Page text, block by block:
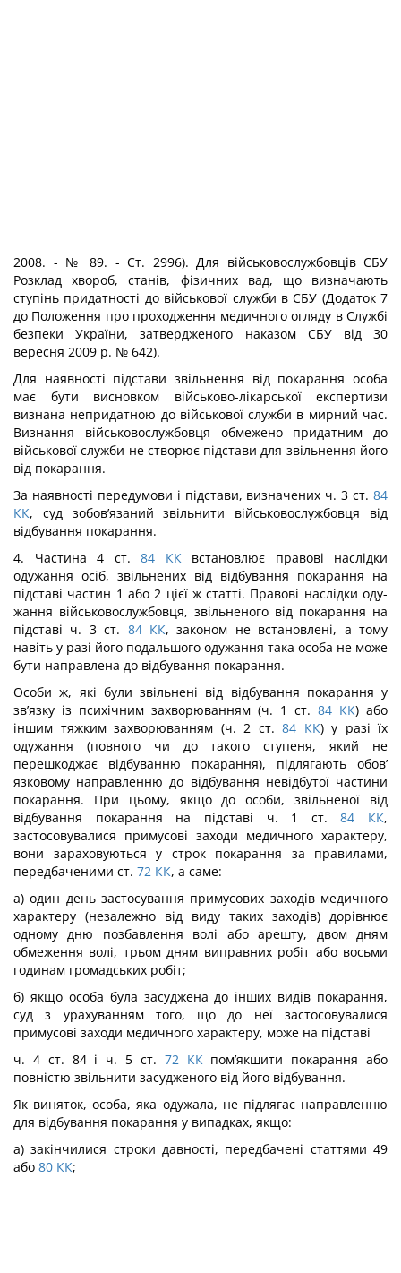
2008. - № 89. - Ст. 2996). Для військовослужбовців СБУ
Розклад хвороб, станів, фі­зичних вад, що визначають
ступінь придатності до військової служби в СБУ (Додаток 7
до Положення про проходження медичного огляду в Службі
безпеки України, затвер­дженого наказом СБУ від 30
вересня 2009 р. № 642).
Для наявності підстави звільнення від покарання особа
має бути висновком вій­ськово-лікарської експертизи
визнана непридатною до військової служби в мирний час.
Визнання військовослужбовця обмежено придатним до
військової служби не створює підстави для звільнення його
від покарання.
За наявності передумови і підстави, визначених ч. 3 ст. 84
КК, суд зобов’язаний звільнити військовослужбовця від
відбування покарання.
4. Частина 4 ст. 84 ККвстановлює правові наслідки
одужання осіб, звільнених від відбування покарання на
підставі частин 1 або 2 цієї ж статті. Правові наслідки оду­
жання військовослужбовця, звільненого від покарання на
підставі ч. 3 ст. 84 КК, за­коном не встановлені, а тому
навіть у разі його подальшого одужання така особа не може
бути направлена до відбування покарання.
Особи ж, які були звільнені від відбування покарання у
зв’язку із психічним за­хворюванням (ч. 1 ст. 84 КК) або
іншим тяжким захворюванням (ч. 2 ст. 84 КК) у разі їх
одужання (повного чи до такого ступеня, який не
перешкоджає відбуванню пока­рання), підлягають обов’
язковому направленню до відбування невідбутої частини
покарання. При цьому, якщо до особи, звільненої від
відбування покарання на під­ставі ч. 1 ст. 84 КК,
застосовувалися примусові заходи медичного характеру,
вони зараховуються у строк покарання за правилами,
передбаченими ст. 72 КК, а саме:
а) один день застосування примусових заходів медичного
характеру (незалежно від виду таких заходів) дорівнює
одному дню позбавлення волі або арешту, двом дням
обмеження волі, трьом дням виправних робіт або восьми
годинам громадських робіт;
б) якщо особа була засуджена до інших видів покарання,
суд з урахуванням того, що до неї застосовувалися
примусові заходи медичного характеру, може на підставі
ч. 4 ст. 84 і ч. 5 ст. 72 ККпом’якшити покарання або
повністю звільнити засудженого від його відбування.
Як виняток, особа, яка одужала, не підлягає направленню
для відбування покаран­ня у випадках, якщо:
а) закінчилися строки давності, передбачені статтями 49
або 80 КК;